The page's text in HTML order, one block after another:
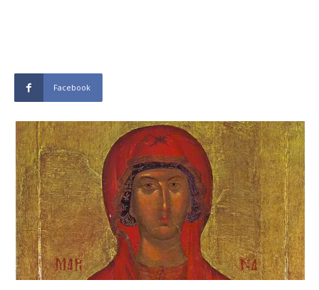
Facebook